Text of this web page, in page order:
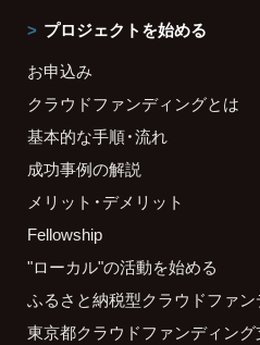
プロジェクトを始める
お申込み
クラウドファンディングとは
基本的な手順・流れ
成功事例の解説
メリット・デメリット
Fellowship
"ローカル"の活動を始める
ふるさと納税型クラウドファ
東京都クラウドファンディン